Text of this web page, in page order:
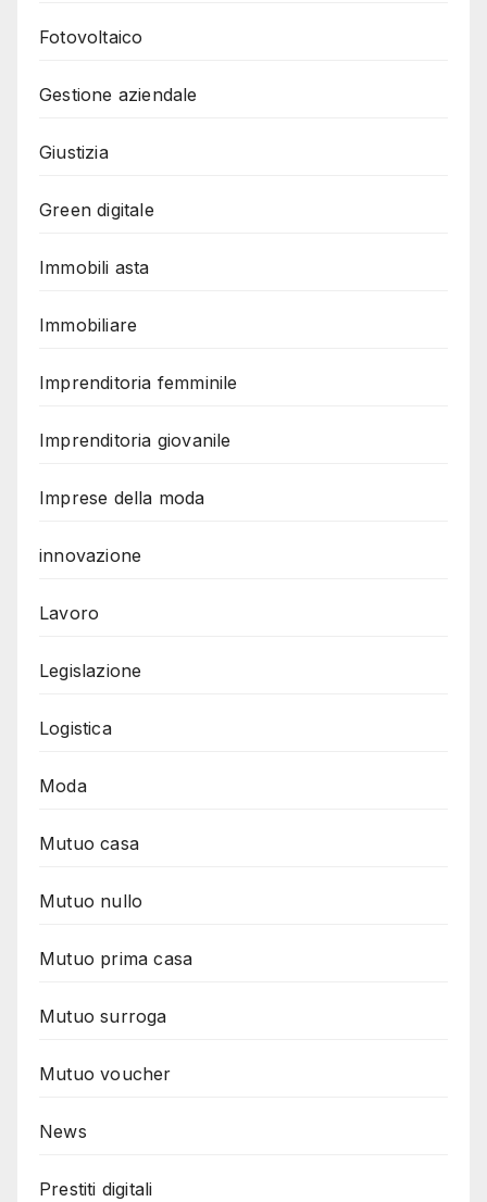
Fotovoltaico
Gestione aziendale
Giustizia
Green digitale
Immobili asta
Immobiliare
Imprenditoria femminile
Imprenditoria giovanile
Imprese della moda
innovazione
Lavoro
Legislazione
Logistica
Moda
Mutuo casa
Mutuo nullo
Mutuo prima casa
Mutuo surroga
Mutuo voucher
News
Prestiti digitali